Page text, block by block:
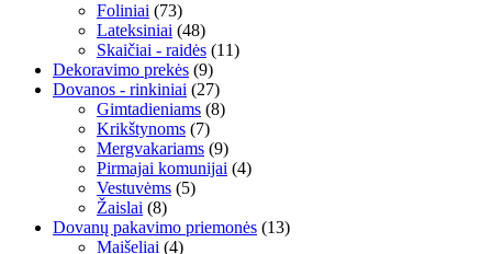
Foliniai (73)
Lateksiniai (48)
Skaičiai - raidės (11)
Dekoravimo prekės (9)
Dovanos - rinkiniai (27)
Gimtadieniams (8)
Krikštynoms (7)
Mergvakariams (9)
Pirmajai komunijai (4)
Vestuvėms (5)
Žaislai (8)
Dovanų pakavimo priemonės (13)
Maišeliai (4)